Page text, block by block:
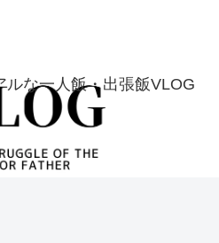
な一人飯・出張飯VLOG